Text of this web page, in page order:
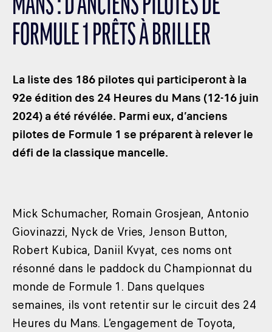
LES CATÉGORIES
PALMARÈS
DÉVELOPPEMENT DURABLE
SEA BY DHL
PARTENAIRES
NEWSLETTER
MANS : D’ANCIENS PILOTES DE
FORMULE 1 PRÊTS À BRILLER
La liste des 186 pilotes qui participeront à la
92e édition des 24 Heures du Mans (12-16 juin
2024) a été révélée. Parmi eux, d’anciens
pilotes de Formule 1 se préparent à relever le
défi de la classique mancelle.
Mick Schumacher, Romain Grosjean, Antonio
Giovinazzi, Nyck de Vries, Jenson Button,
Robert Kubica, Daniil Kvyat, ces noms ont
résonné dans le paddock du Championnat du
monde de Formule 1. Dans quelques
semaines, ils vont retentir sur le circuit des 24
Heures du Mans. L’engagement de Toyota,